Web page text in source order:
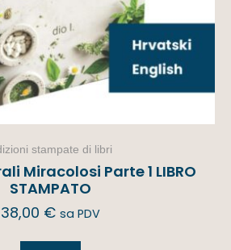
stampate di libri
Miracolosi Parte 1 LIBRO
STAMPATO
38,00 € sa PDV